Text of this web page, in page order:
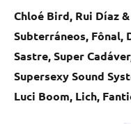
Chloé Bird, Rui Díaz
Subterráneos, Fônal,
Sastre, Super
Supersexy Sound
Luci Boom, Lich,